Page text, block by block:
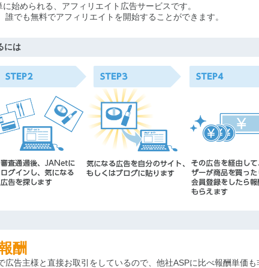
始められる、アフィリエイト広告サービスです。
誰でも無料でアフィリエイトを開始することができます。
には
酬
広告主様と直接お取引をしているので、他社ASPに比べ報酬単価も